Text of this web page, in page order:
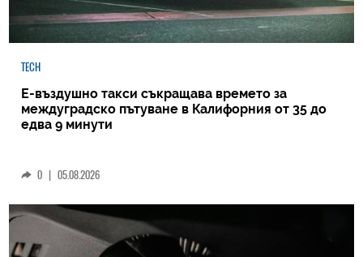
TECH
Е-въздушно такси съкращава времето за
междуградско пътуване в Калифорния от 35 до
едва 9 минути
0 | 05.08.2026